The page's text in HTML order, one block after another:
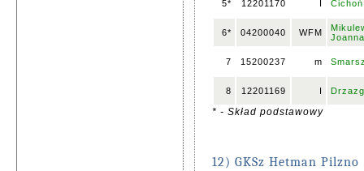
5* 12201170 I
6* 04200040 WFM
Joanna
7 15200237 m
8 12201169 I
* - Skład podstawowy
12) GKSz Hetman Pilzno